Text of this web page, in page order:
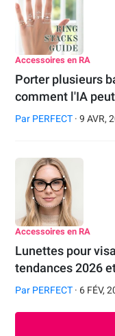
Accessoires en RA
Porter plusieurs
comment l'IA
Par PERFECT · 9 AVR,
Accessoires en RA
Lunettes pour
tendances 2026
Par PERFECT · 6 FÉV,